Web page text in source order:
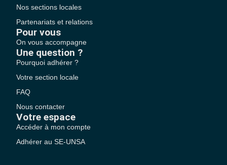
Nos sections locales
Partenariats et relations
Pour vous
On vous accompagne
Une question ?
Pourquoi adhérer ?
Votre section locale
FAQ
Nous contacter
Votre espace
Accéder à mon compte
Adhérer au SE-UNSA